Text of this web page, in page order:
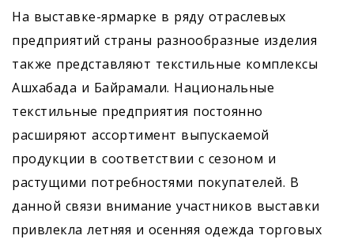
На выставке-ярмарке в ряду отраслевых
предприятий страны разно­образные изделия
также представляют текстильные комплексы
Ашхабада и Байрамали. Национальные
текстильные предприятия постоянно
расширяют ассортимент выпускаемой
продукции в соответствии с сезоном и
растущими потребностями покупателей. В
данной связи внимание участников выставки
привлекла летняя и осенняя одежда торговых